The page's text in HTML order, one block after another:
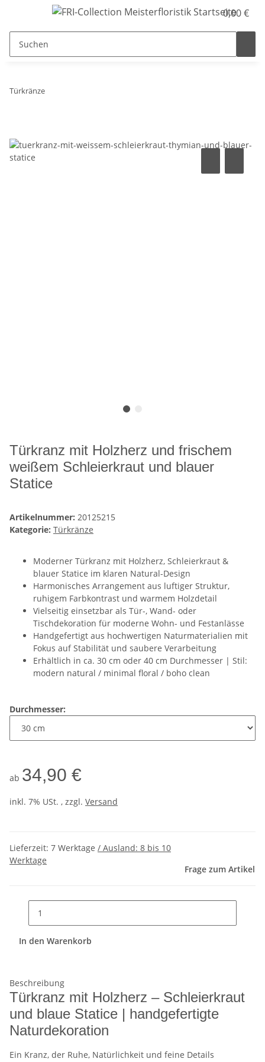
0,00 €
Türkränze
Türkranz mit Holzherz und frischem
weißem Schleierkraut und blauer
Statice
Artikelnummer: 20125215
Kategorie: Türkränze
Moderner Türkranz mit Holzherz, Schleierkraut &
blauer Statice im klaren Natural-Design
Harmonisches Arrangement aus luftiger Struktur,
ruhigem Farbkontrast und warmem Holzdetail
Vielseitig einsetzbar als Tür-, Wand- oder
Tischdekoration für moderne Wohn- und Festanlässe
Handgefertigt aus hochwertigen Naturmaterialien mit
Fokus auf Stabilität und saubere Verarbeitung
Erhältlich in ca. 30 cm oder 40 cm Durchmesser | Stil:
modern natural / minimal floral / boho clean
Durchmesser:
ab 34,90 €
inkl. 7% USt. , zzgl. Versand
Lieferzeit: 7 Werktage / Ausland: 8 bis 10
Werktage
Frage zum Artikel
In den Warenkorb
Beschreibung
Türkranz mit Holzherz – Schleierkraut
und blaue Statice | handgefertigte
Naturdekoration
Ein Kranz, der Ruhe, Natürlichkeit und feine Details